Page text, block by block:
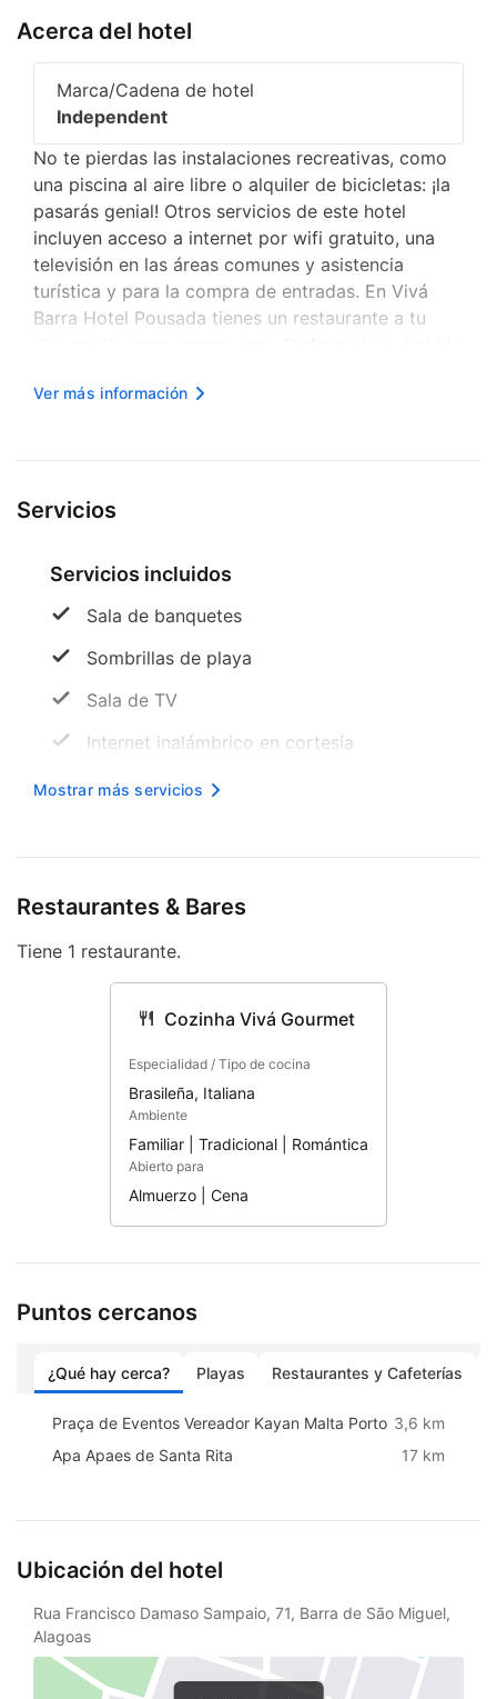
Acerca del hotel
Marca/Cadena de hotel
Independent
No te pierdas las instalaciones recreativas, como
una piscina al aire libre o alquiler de bicicletas: ¡la
pasarás genial! Otros servicios de este hotel
incluyen acceso a internet por wifi gratuito, una
televisión en las áreas comunes y asistencia
turística y para la compra de entradas. En Vivá
Barra Hotel Pousada tienes un restaurante a tu
Todos los días, de 07:30 a 10:00, se sirve un
Ver más información
Servicios
Servicios incluidos
Sala de banquetes
Sombrillas de playa
Sala de TV
Internet inalámbrico en cortesía
Buceo
Toallas de playa
Desayuno buffet gratis
Desayuno gratis
Personal multilingüe
Recepción 24 horas
Programa de actividades diario
Solárium
Tumbonas/sillas de playa
Alquiler de bicicletas en el sitio
Mostrar más servicios
Restaurantes & Bares
Tiene 1 restaurante.
Cozinha Vivá Gourmet
Especialidad / Tipo de cocina
Brasileña, Italiana
Ambiente
Familiar | Tradicional | Romántica
Abierto para
Almuerzo | Cena
Puntos cercanos
¿Qué hay cerca? Playas Restaurantes y Cafeterías
Praça de Eventos Vereador Kayan Malta Porto 3,6 km
Apa Apaes de Santa Rita
17 km
Ubicación del hotel
Rua Francisco Damaso Sampaio, 71, Barra de São Miguel,
Alagoas